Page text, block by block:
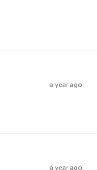
a year ago
a year ago